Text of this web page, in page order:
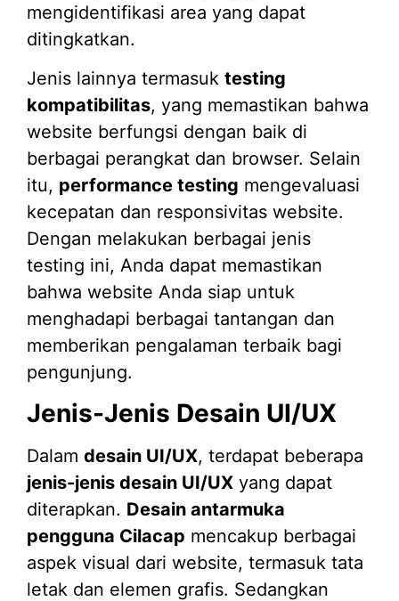
mengidentifikasi area yang dapat
ditingkatkan.
Jenis lainnya termasuk testing
kompatibilitas, yang memastikan bahwa
website berfungsi dengan baik di
berbagai perangkat dan browser. Selain
itu, performance testing mengevaluasi
kecepatan dan responsivitas website.
Dengan melakukan berbagai jenis
testing ini, Anda dapat memastikan
bahwa website Anda siap untuk
menghadapi berbagai tantangan dan
memberikan pengalaman terbaik bagi
pengunjung.
Jenis-Jenis Desain UI/UX
Dalam desain UI/UX, terdapat beberapa
jenis-jenis desain UI/UX yang dapat
diterapkan. Desain antarmuka
pengguna Cilacap mencakup berbagai
aspek visual dari website, termasuk tata
letak dan elemen grafis. Sedangkan